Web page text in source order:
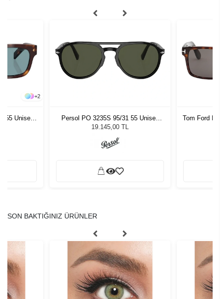
+2
55 Unisex
Persol PO 3235S 95/31 55 Unisex
Güneş Gözlüğü
19.145,00 TL
Tom Ford
SON BAKTIĞINIZ ÜRÜNLER